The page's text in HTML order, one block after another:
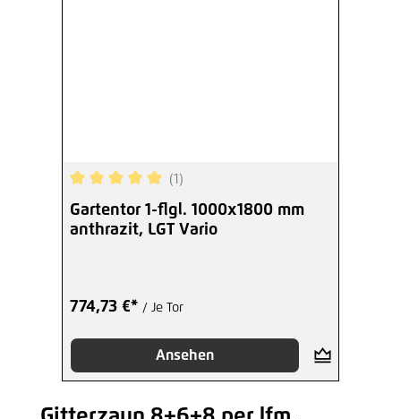
Durchschnittliche Bewertung von 5 von 5
(1)
Gartentor 1-flgl. 1000x1800 mm
anthrazit, LGT Vario
774,73 €* / Je Tor
Ansehen
Produktgalerie überspringen